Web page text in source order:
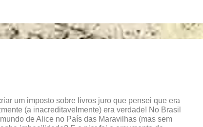
um imposto sobre livros juro que pensei que era
(a inacreditavelmente) era verdade! No Brasil
de Alice no País das Maravilhas (mas sem